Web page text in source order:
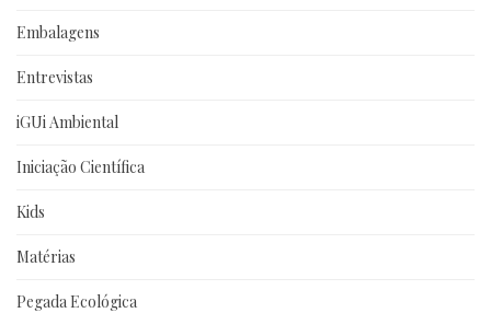
Embalagens
Entrevistas
iGUi Ambiental
Iniciação Científica
Kids
Matérias
Pegada Ecológica